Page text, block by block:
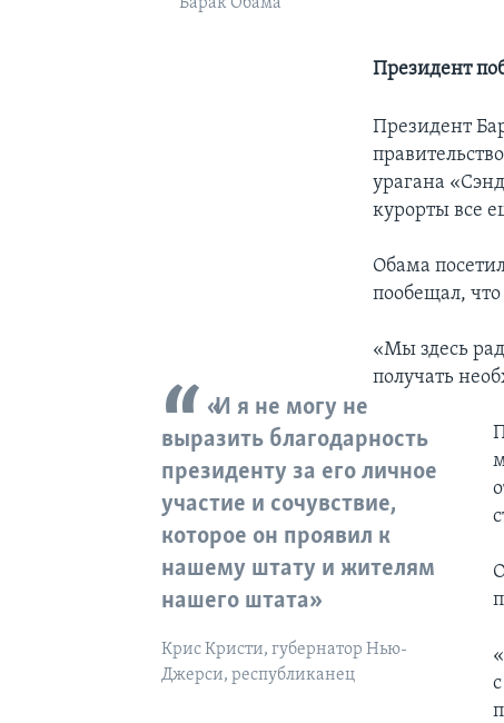
Президент
Президент
урагана
курорты все
Обама
пообещал,
«Мы здесь
получать
«И я не могу не
выразить благодарность
президенту за его личное
участие и сочувствие,
которое он проявил к
нашему штату и жителям
нашего штата»
Крис Кристи, губернатор Нью-
Джерси, республиканец